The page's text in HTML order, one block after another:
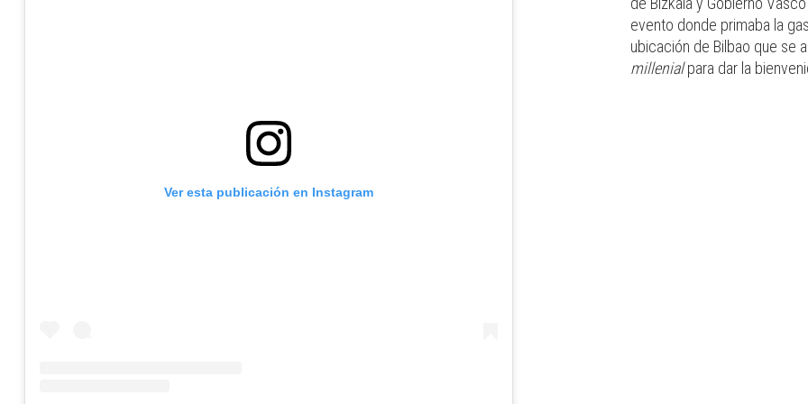
Ver esta publicación en Instagram
evento donde primaba la
ubicación de Bilbao que se
millenialpara dar la